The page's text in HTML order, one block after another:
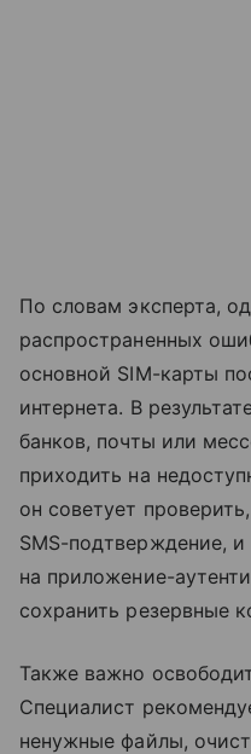
По словам эксперта,
распространенных
основной SIM-карты
интернета. В
банков, почты или
приходить на
он советует
SMS-подтверждение,
на приложение-
сохранить резервные
Также важно
Специалист
ненужные файлы,